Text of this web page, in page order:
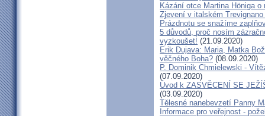
Kázání otce Martina Höniga
Zjevení v italském Trevignano
Prázdnotu se snažíme
5 důvodů, proč nosím
vyzkoušet! (21.09.2020)
Erik Dujava: Maria, Matka
věčného Boha? (08.09.2020)
P. Dominik Chmielewski -
(07.09.2020)
Úvod k ZASVĚCENÍ SE
(03.09.2020)
Tělesné nanebevzetí Panny
Informace pro veřejnost -